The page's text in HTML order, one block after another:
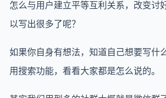
怎么与用户建立平等互利关系，改变讨
以写出很多了呢？
如果你自身有想法，知道自己想要写什
用搜索功能，看看大家都是怎么说的。